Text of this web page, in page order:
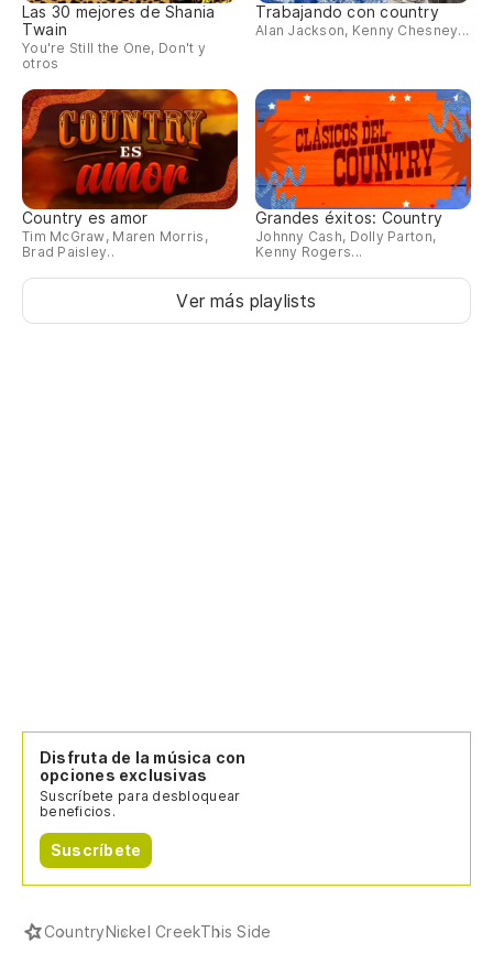
Las 30 mejores de Shania
Twain
You're Still the One, Don't y
otros
Trabajando con country
Alan Jackson, Kenny Chesney...
Country es amor
Tim McGraw, Maren Morris,
Brad Paisley..
Grandes éxitos: Country
Johnny Cash, Dolly Parton,
Kenny Rogers...
Ver más playlists
Disfruta de la música con
opciones exclusivas
Suscríbete para desbloquear
beneficios.
Suscríbete
CountryNickel CreekThis Side